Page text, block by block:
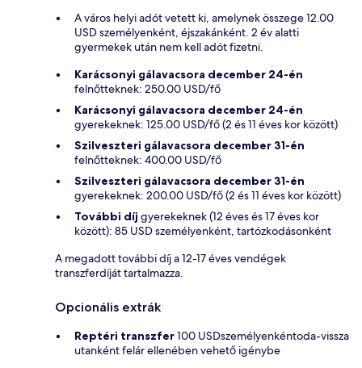
A város helyi adót vetett ki, amelynek összege 12.00
USD személyenként, éjszakánként. 2 év alatti
gyermekek után nem kell adót fizetni.
Karácsonyi gálavacsora december 24-én
felnőtteknek: 250.00 USD/fő
Karácsonyi gálavacsora december 24-én
gyerekeknek: 125.00 USD/fő (2 és 11 éves kor között)
Szilveszteri gálavacsora december 31-én
felnőtteknek: 400.00 USD/fő
Szilveszteri gálavacsora december 31-én
gyerekeknek: 200.00 USD/fő (2 és 11 éves kor között)
További díj gyerekeknek (12 éves és 17 éves kor
között): 85 USD személyenként, tartózkodásonként
A megadott további díj a 12-17 éves vendégek
transzferdíját tartalmazza.
Opcionális extrák
Reptéri transzfer100 USDszemélyenkéntoda-vissza
utanként felár ellenében vehető igénybe